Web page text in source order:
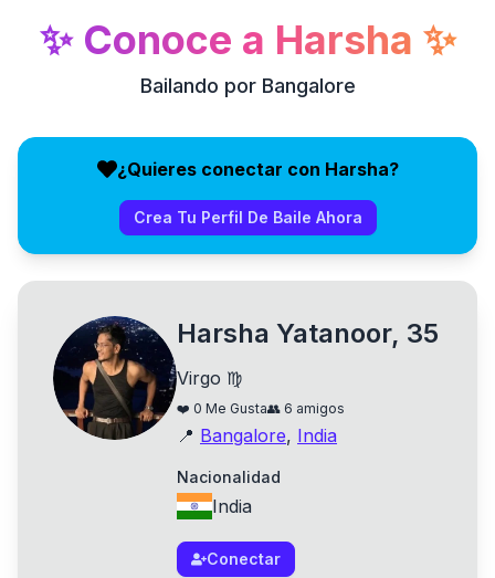
✨ Conoce a Harsha ✨
Bailando por Bangalore
¿Quieres conectar con Harsha?
Crea Tu Perfil De Baile Ahora
Harsha Yatanoor, 35
Virgo ♍
❤️ 0 Me Gusta👥 6 amigos
📍 Bangalore, India
Nacionalidad
India
Conectar